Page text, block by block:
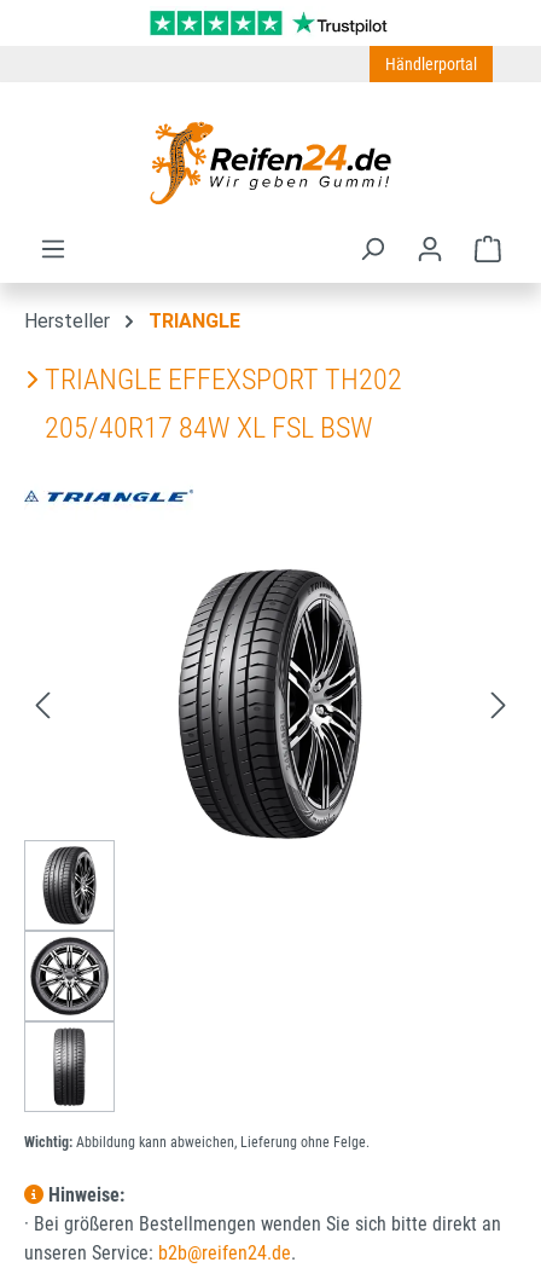
Zum Hauptinhalt springen
Händlerportal
Hersteller TRIANGLE
TRIANGLE EFFEXSPORT TH202
205/40R17 84W XL FSL BSW
Bildergalerie überspringen
Wichtig: Abbildung kann abweichen, Lieferung ohne Felge.
Hinweise:
· Bei größeren Bestellmengen wenden Sie sich bitte direkt an
unseren Service: b2b@reifen24.de.